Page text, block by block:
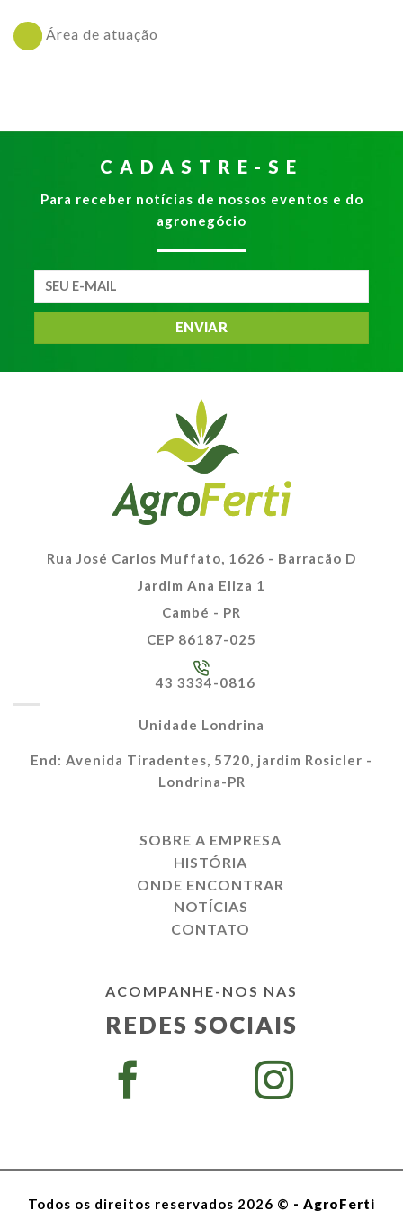
Área de atuação
CADASTRE-SE
Para receber notícias de nossos eventos e do
agronegócio
Rua José Carlos Muffato, 1626 - Barracão D
Jardim Ana Eliza 1
Cambé - PR
CEP 86187-025
43 3334-0816
Unidade Londrina
End: Avenida Tiradentes, 5720, jardim Rosicler -
Londrina-PR
SOBRE A EMPRESA
HISTÓRIA
ONDE ENCONTRAR
NOTÍCIAS
CONTATO
ACOMPANHE-NOS NAS
REDES SOCIAIS
Todos os direitos reservados 2026 © - AgroFerti